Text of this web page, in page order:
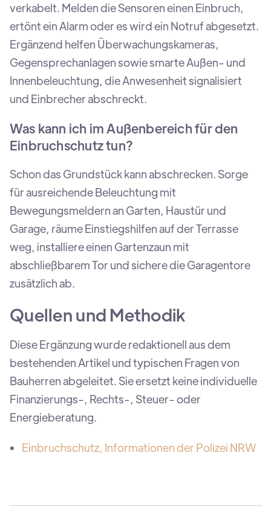
verkabelt. Melden die Sensoren einen Einbruch,
ertönt ein Alarm oder es wird ein Notruf abgesetzt.
Ergänzend helfen Überwachungskameras,
Gegensprechanlagen sowie smarte Außen- und
Innenbeleuchtung, die Anwesenheit signalisiert
und Einbrecher abschreckt.
Was kann ich im Außenbereich für den
Einbruchschutz tun?
Schon das Grundstück kann abschrecken. Sorge
für ausreichende Beleuchtung mit
Bewegungsmeldern an Garten, Haustür und
Garage, räume Einstiegshilfen auf der Terrasse
weg, installiere einen Gartenzaun mit
abschließbarem Tor und sichere die Garagentore
zusätzlich ab.
Quellen und Methodik
Diese Ergänzung wurde redaktionell aus dem
bestehenden Artikel und typischen Fragen von
Bauherren abgeleitet. Sie ersetzt keine individuelle
Finanzierungs-, Rechts-, Steuer- oder
Energieberatung.
Einbruchschutz, Informationen der Polizei NRW